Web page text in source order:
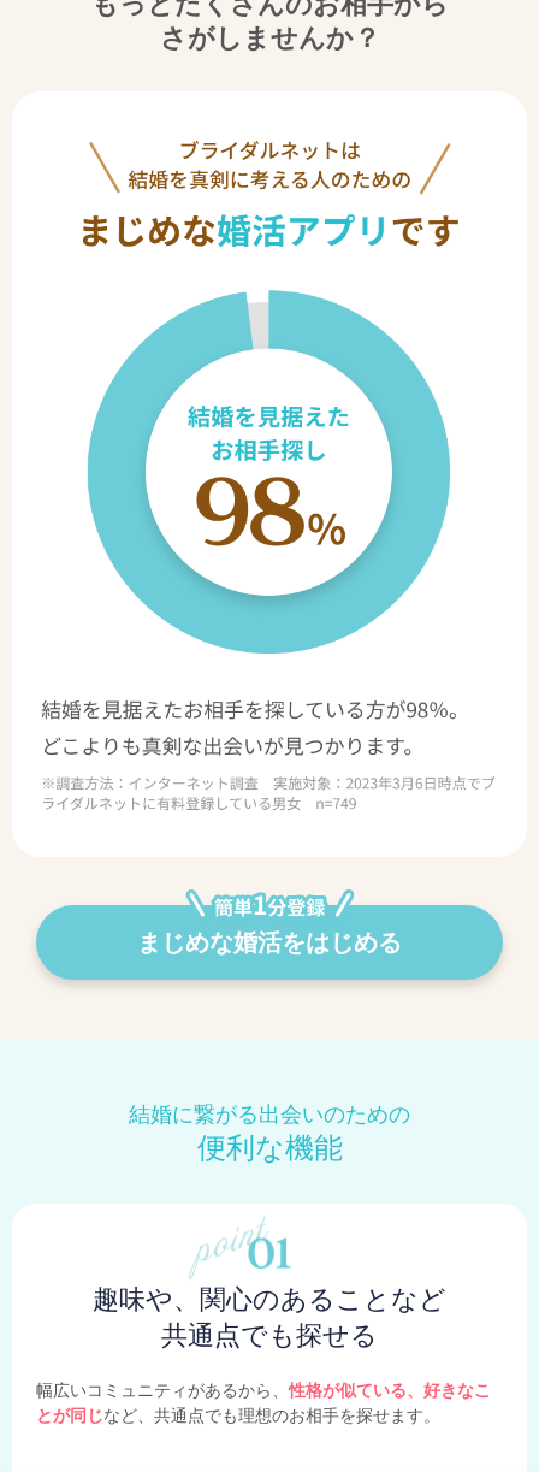
さがしませんか？
まじめな婚活をはじめる
結婚に繋がる出会いのための
便利な機能
趣味や、関心のあることなど
共通点でも探せる
幅広いコミュニティがあるから、性格が似ている、好きなこ
とが同じなど、共通点でも理想のお相手を探せます。